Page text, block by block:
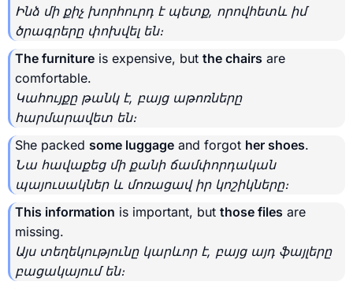
Ինձ մի քիչ խորհուրդ է պետք, որովհետև իմ
ծրագրերը փոխվել են։
The furniture is expensive, but the chairs are
comfortable.
Կահույքը թանկ է, բայց աթոռները
հարմարավետ են։
She packed some luggage and forgot her shoes.
Նա հավաքեց մի քանի ճամփորդական
պայուսակներ և մոռացավ իր կոշիկները։
This information is important, but those files are
missing.
Այս տեղեկությունը կարևոր է, բայց այդ ֆայլերը
բացակայում են։